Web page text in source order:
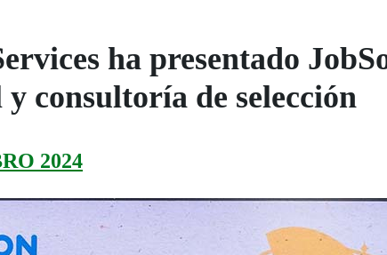
ha presentado
consultoría de selección
2024